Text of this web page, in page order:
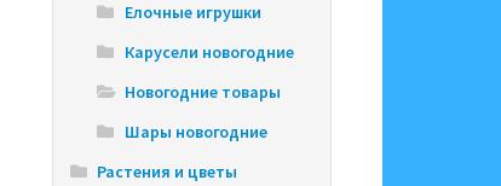
Елочные игрушки
Карусели новогодние
Новогодние товары
Шары новогодние
Растения и цветы